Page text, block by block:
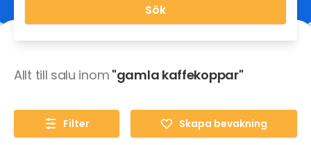
Sök
Allt till salu inom "gamla kaffekoppar"
Filter Skapa bevakning